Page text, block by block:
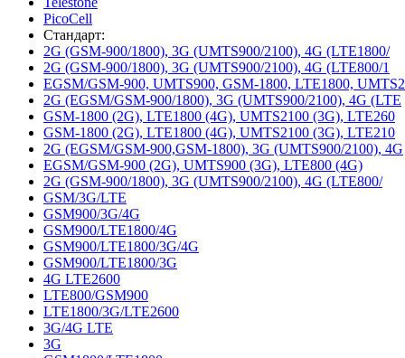
PicoCell
Стандарт:
2G (GSM-900/1800), 3G (UMTS900/2100), 4G (LTE1800/
2G (GSM-900/1800), 3G (UMTS900/2100), 4G (LTE800/1
EGSM/GSM-900, UMTS900, GSM-1800, LTE1800,
2G (EGSM/GSM-900/1800), 3G (UMTS900/2100), 4G (LTE
GSM-1800 (2G), LTE1800 (4G), UMTS2100 (3G), LTE260
GSM-1800 (2G), LTE1800 (4G), UMTS2100 (3G), LTE210
2G (EGSM/GSM-900,GSM-1800), 3G (UMTS900/2100), 4G
EGSM/GSM-900 (2G), UMTS900 (3G), LTE800 (4G)
2G (GSM-900/1800), 3G (UMTS900/2100), 4G (LTE800/
GSM/3G/LTE
GSM900/3G/4G
GSM900/LTE1800/4G
GSM900/LTE1800/3G/4G
GSM900/LTE1800/3G
4G LTE2600
LTE800/GSM900
LTE1800/3G/LTE2600
3G/4G LTE
3G